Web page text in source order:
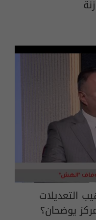
لهيب التعديلات
يوضحان؟